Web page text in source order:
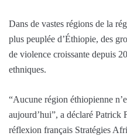
Dans de vastes régions de la
plus peuplée d’Éthiopie, des
de violence croissante depuis
ethniques.
“Aucune région éthiopienne
aujourd’hui”, a déclaré Patrick
réflexion français Stratégies